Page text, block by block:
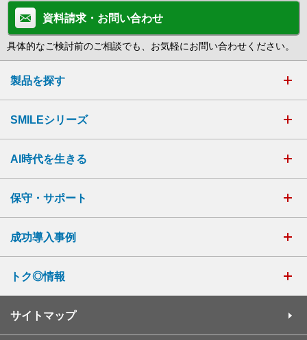
資料請求・お問い合わせ
具体的なご検討前のご相談でも、お気軽にお問い合わせください。
製品を探す
SMILEシリーズ
AI時代を生きる
保守・サポート
成功導入事例
トク◎情報
サイトマップ